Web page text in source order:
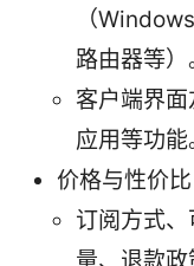
（
路由器等）
客户端界
应用等功能
价格与性价比
订阅方式